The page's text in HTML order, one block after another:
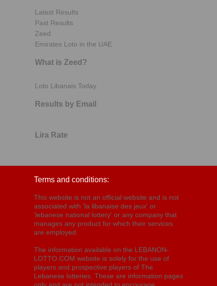
Latest Results
Past Results
Zeed
Emirates Loto in the UAE
What is Zeed?
Loto Libanais Today
Results by Email
Lira Rate
Terms and conditions:
This website is not an official website and is not
associated with 'la libanaise des jeux' or
'lebanese national lottery' or any company that
manages any product for which their services
are employed.
The information available on the LEBANON-
LOTTO.COM website is solely for the use of
players and prospective players of The
Lebanese lotteries. These are information pages